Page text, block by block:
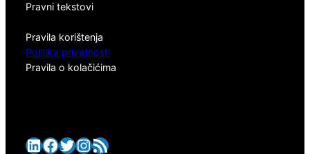
Pravni tekstovi
Pravila korištenja
Politika privatnosti
Pravila o kolačićima
LinkedIn
Facebook
Twitter
Instagram
RSS Feed